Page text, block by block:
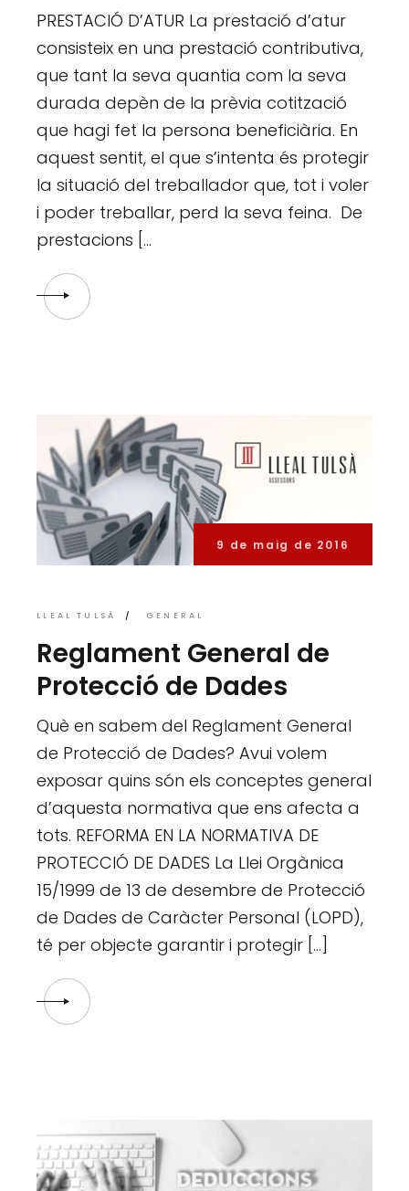
PRESTACIÓ D’ATUR La prestació d’atur
consisteix en una prestació contributiva,
que tant la seva quantia com la seva
durada depèn de la prèvia cotització
que hagi fet la persona beneficiària. En
aquest sentit, el que s’intenta és protegir
la situació del treballador que, tot i voler
i poder treballar, perd la seva feina. De
prestacions […
9 de maig de 2016
LLEAL TULSÀ GENERAL
Reglament General de
Protecció de Dades
Què en sabem del Reglament General
de Protecció de Dades? Avui volem
exposar quins són els conceptes general
d’aquesta normativa que ens afecta a
tots. REFORMA EN LA NORMATIVA DE
PROTECCIÓ DE DADES La Llei Orgànica
15/1999 de 13 de desembre de Protecció
de Dades de Caràcter Personal (LOPD),
té per objecte garantir i protegir […]